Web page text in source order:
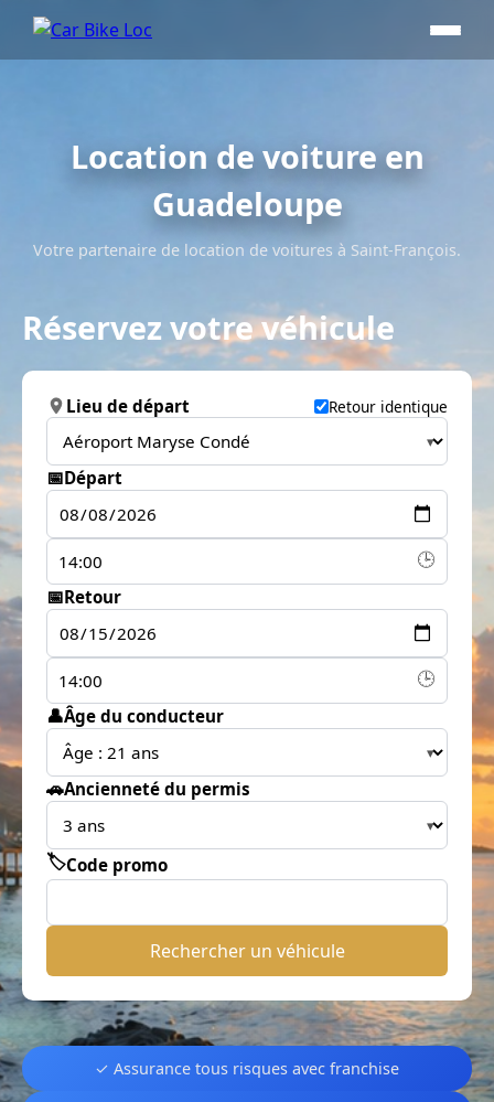
Location de voiture en
Guadeloupe
Votre partenaire de location de voitures à Saint-François.
✓ Assurance tous risques avec franchise